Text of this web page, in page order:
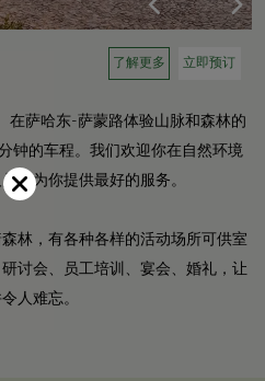
了解更多 立即预订
在萨哈东-萨蒙路体验山脉和森林的
钟的车程。我们欢迎你在自然环境
将为你提供最好的服务。
林，有各种各样的活动场所可供室
讨会、员工培训、宴会、婚礼，让
人难忘。